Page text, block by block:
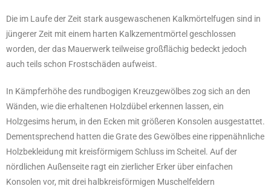
Die im Laufe der Zeit stark ausgewaschenen Kalkmörtelfugen sind in
jüngerer Zeit mit einem harten Kalkzementmörtel geschlossen
worden, der das Mauerwerk teilweise großflächig bedeckt jedoch
auch teils schon Frostschäden aufweist.
In Kämpferhöhe des rundbogigen Kreuzgewölbes zog sich an den
Wänden, wie die erhaltenen Holzdübel erkennen lassen, ein
Holzgesims herum, in den Ecken mit größeren Konsolen ausgestattet.
Dementsprechend hatten die Grate des Gewölbes eine rippenähnliche
Holzbekleidung mit kreisförmigem Schluss im Scheitel. Auf der
nördlichen Außenseite ragt ein zierlicher Erker über einfachen
Konsolen vor, mit drei halbkreisförmigen Muschelfeldern